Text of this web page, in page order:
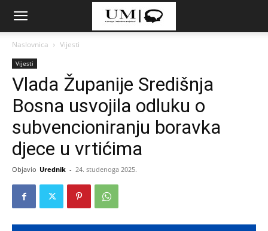
Naslovnica Vijesti
Vijesti
Vlada Županije Središnja
Bosna usvojila odluku o
subvencioniranju boravka
djece u vrtićima
Objavio Urednik - 24. studenoga 2025.